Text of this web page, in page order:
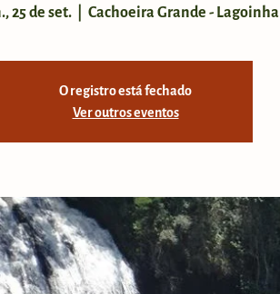
25 de set. Cachoeira Grande - Lagoinha
O registro está fechado
Ver outros eventos